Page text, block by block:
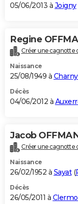
05/06/2013 à Joigny
Regine
Créer une cagnotte
Naissance
25/08/1949 à
Décès
04/06/2012 à
Jacob
Créer une cagnotte
Naissance
26/02/1952 à Sayat(
Décès
26/05/2011 à